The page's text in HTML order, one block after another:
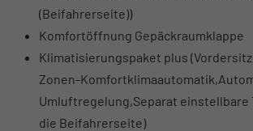
(Beifahrerseite))
Komfortöffnung Gepäckraumklappe
Klimatisierungspaket plus
Zonen-
Umluftregelung,Separat einstellbare
die Beifahrerseite)